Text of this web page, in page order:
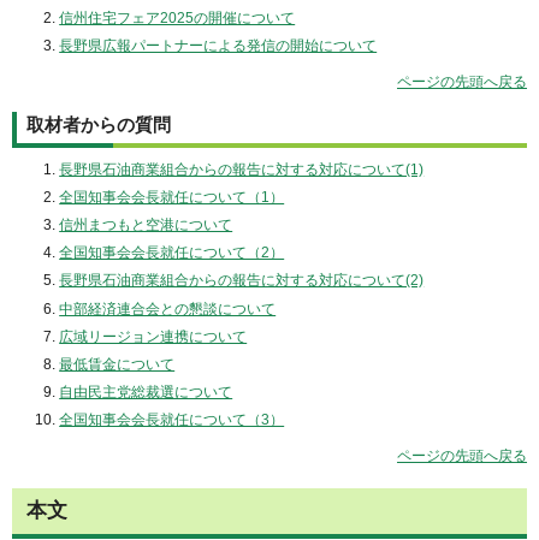
信州住宅フェア2025の開催について
長野県広報パートナーによる発信の開始について
ページの先頭へ戻る
取材者からの質問
長野県石油商業組合からの報告に対する対応について(1)
全国知事会会長就任について（1）
信州まつもと空港について
全国知事会会長就任について（2）
長野県石油商業組合からの報告に対する対応について(2)
中部経済連合会との懇談について
広域リージョン連携について
最低賃金について
自由民主党総裁選について
全国知事会会長就任について（3）
ページの先頭へ戻る
本文